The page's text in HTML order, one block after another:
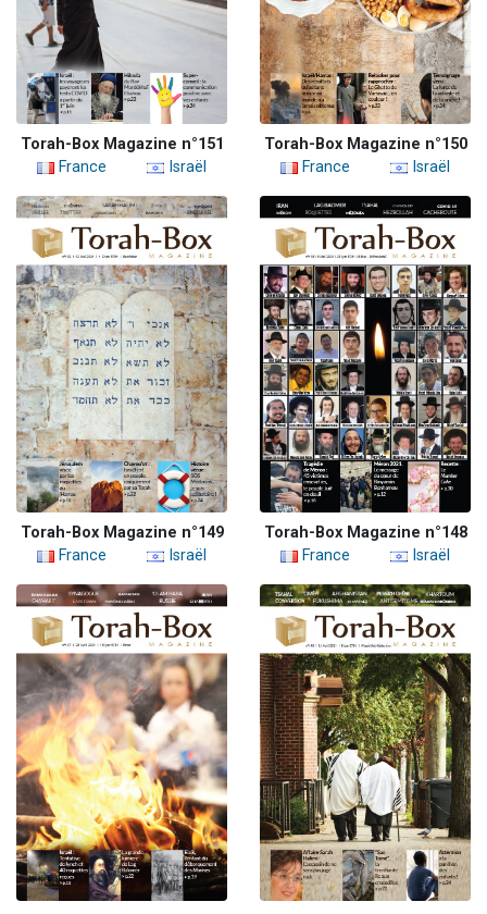
Torah-Box Magazine n°151
France
Israël
Torah-Box Magazine n°150
France
Israël
Torah-Box Magazine n°149
France
Israël
Torah-Box Magazine n°148
France
Israël